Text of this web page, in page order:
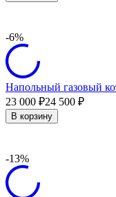
-6%
Напольный газовый
23 000 ₽24 500 ₽
В корзину
-13%